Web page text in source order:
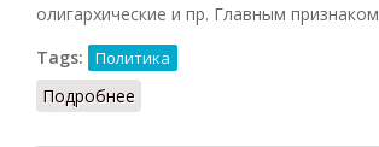
олигархические и пр. Главным признаком
Tags:
Политика
Подробнее